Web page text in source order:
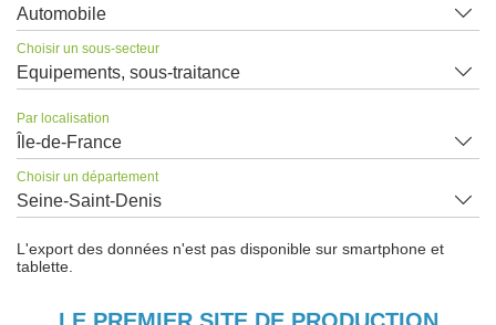
Automobile
Choisir un sous-secteur
Equipements, sous-traitance
Par localisation
Île-de-France
Choisir un département
Seine-Saint-Denis
L'export des données n'est pas disponible sur smartphone et
tablette.